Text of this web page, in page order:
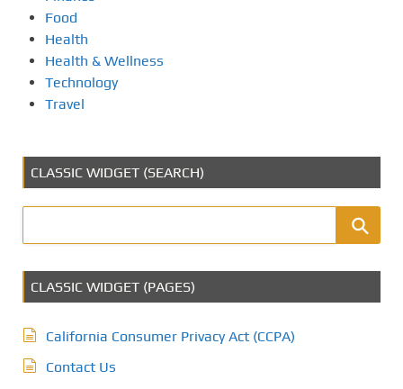
Food
Health
Health & Wellness
Technology
Travel
CLASSIC WIDGET (SEARCH)
CLASSIC WIDGET (PAGES)
California Consumer Privacy Act (CCPA)
Contact Us